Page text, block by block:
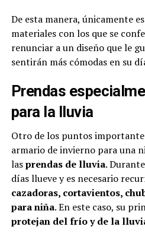
De esta manera, únicamente
materiales con los que se
renunciar a un diseño que le
sentirán más cómodas en su
Prendas
para la lluvia
Otro de los puntos
armario de invierno para una
lasprendas de lluvia.
días llueve y es necesario
cazadoras, cortavientos,
para niña. En este caso, su
protejan del frío y de la